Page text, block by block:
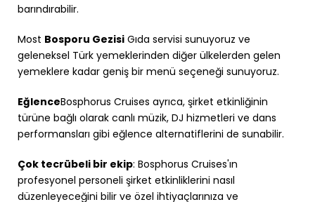
barındırabilir.
Most Bosporu Gezisi Gıda servisi sunuyoruz ve
geleneksel Türk yemeklerinden diğer ülkelerden gelen
yemeklere kadar geniş bir menü seçeneği sunuyoruz.
EğlenceBosphorus Cruises ayrıca, şirket etkinliğinin
türüne bağlı olarak canlı müzik, DJ hizmetleri ve dans
performansları gibi eğlence alternatiflerini de sunabilir.
Çok tecrübeli bir ekip: Bosphorus Cruises'ın
profesyonel personeli şirket etkinliklerini nasıl
düzenleyeceğini bilir ve özel ihtiyaçlarınıza ve